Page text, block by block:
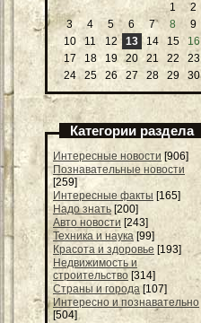
1
2
3
4 5 6 7 8
9
10
11 12 13 14 15
16
17
18 19 20 21 22
23
24
25 26 27 28 29 30
Категории раздела
Интересные новости [906]
Познавательные новости
[259]
Интересные факты [165]
Надо знать [200]
Авто новости [243]
Техника и наука [99]
Красота и здоровье [193]
Недвижимость и
строительство [314]
Страны и города [107]
Интересно и познавательно
[504]